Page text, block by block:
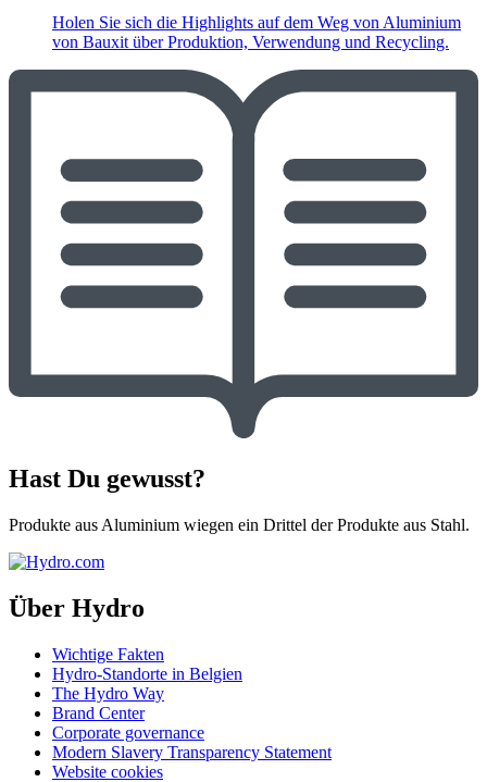
Holen Sie sich die Highlights auf dem Weg von Aluminium
von Bauxit über Produktion, Verwendung und Recycling.
Hast Du gewusst?
Produkte aus Aluminium wiegen ein Drittel der Produkte aus Stahl.
Über Hydro
Wichtige Fakten
Hydro-Standorte in Belgien
The Hydro Way
Brand Center
Corporate governance
Modern Slavery Transparency Statement
Website cookies